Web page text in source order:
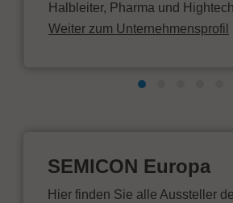
Halbleiter, Pharma und
Weiter zum Unternehmensprofil
SEMICON Europa
Hier finden Sie alle Aussteller